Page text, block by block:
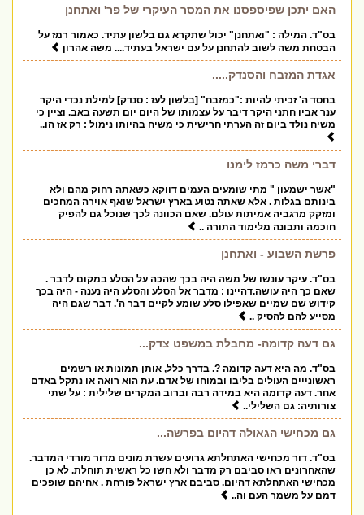
האם יתכן שפיספסנו את המסר העיקרי של פר' ואתחנן
בס"ד. המילה : "ואתחנן" יכול שתקרא גם בלשון עתיד. כאמור רמז על
הבטחת משה לשוב להתחנן על עם ישראל בעתיד.... משה אהרון
אגדת המזבח והסנדק.....
בחסד ה' זכיתי להיות :"כמזבח" [בלשון לעז : סנדק] למילת נכדי היקר
ענר אביו חתני היקר דיבר על עצמותו של היום יום תשעה באב. וציין כי
משיח נולד ביום זה הערתי חרישית כי משיח בהיותו נימול : רק אז הו..
דברי משה כרמז לימנו
"אשר ישמעון " מתי שומעים העמים דווקא כשאתה רחוק מהם ולא
בינותם בגלות . אלא שאתה נטוע בארץ ישראל שואף אוירה המחכים
ומזקק מרגביה אמיתות עולם. שאם הכוונה לכך שנוכל גם להפיק
חוכמה ותבונה מלימוד התורה ..
פרשת השבוע - ואתחנן
בס"ד. עיקר עונשו של משה היה בכך שהכה על הסלע במקום לדבר .
שאם כך היה עושה.דהיינו : מדבר אל הסלע והסלע היה נענה - היה בכך
קידוש שם שמיים שאפילו סלע שומע לקיים דבר ה'. דבר שגם היה
מסייע להם להסיק ..
גם דעה קדומה- מחבלת במשפט צדק...
בס"ד. מה היא דעה קדומה ?. בדרך כלל, אותן תמונות או רשמים
ראשונייים העולים בליבו ובמוחו של אדם. עת הוא רואה או נתקל באדם
אחר. דעה קדומה היא במידה רבה וברוב המקרים שלילית : על שתי
צורותיה: גם השלילי..
גם מכחישי הגאולה דהיום בפרשה...
בס"ד. דור מכחישי האתחלתא גרועים עשרת מונים מדור מורדי המדבר.
שהאחרונים ראו סביבם רק מדבר ולא חשו כל ראשית תוחלת. לא כן
מכחישי האתחלתא דהיום. סביבם ארץ ישראל פורחת . אחיהם שופכים
דמם על משמר העם וה..